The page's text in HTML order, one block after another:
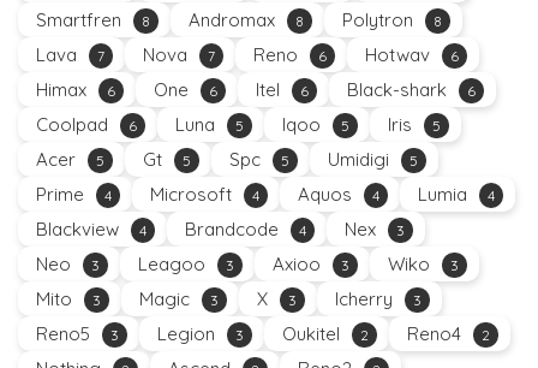
Smartfren 8 Andromax 8 Polytron 8
Lava 7 Nova 7 Reno 6 Hotwav 6
Himax 6 One 6 Itel 6 Black-shark 6
Coolpad 6 Luna 5 Iqoo 5 Iris 5
Acer 5 Gt 5 Spc 5 Umidigi 5
Prime 4 Microsoft 4 Aquos 4 Lumia 4
Blackview 4 Brandcode 4 Nex 3
Neo 3 Leagoo 3 Axioo 3 Wiko 3
Mito 3 Magic 3 X 3 Icherry 3
Reno5 3 Legion 3 Oukitel 2 Reno4 2